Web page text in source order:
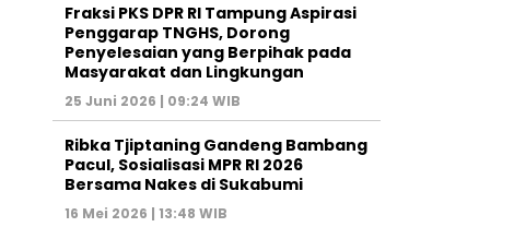
‎Fraksi PKS DPR RI Tampung Aspirasi
Penggarap TNGHS, Dorong
Penyelesaian yang Berpihak pada
Masyarakat dan Lingkungan‎
25 Juni 2026 | 09:24 WIB
Ribka Tjiptaning Gandeng Bambang
Pacul, Sosialisasi MPR RI 2026
Bersama Nakes di Sukabumi
16 Mei 2026 | 13:48 WIB